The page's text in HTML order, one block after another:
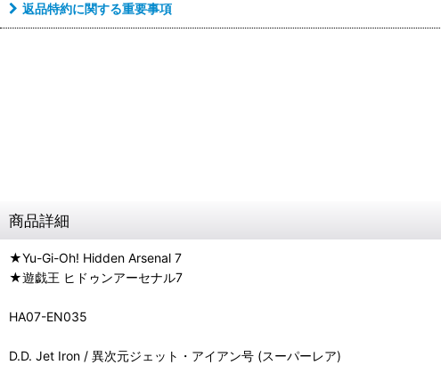
返品特約に関する重要事項
商品詳細
★Yu-Gi-Oh! Hidden Arsenal 7
★遊戯王 ヒドゥンアーセナル7
HA07-EN035
D.D. Jet Iron / 異次元ジェット・アイアン号 (スーパーレア)